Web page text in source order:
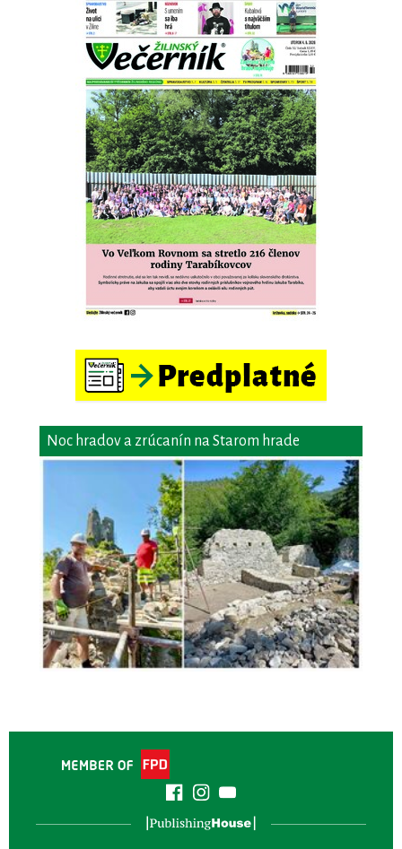
Noc hradov a zrúcanín na Starom hrade